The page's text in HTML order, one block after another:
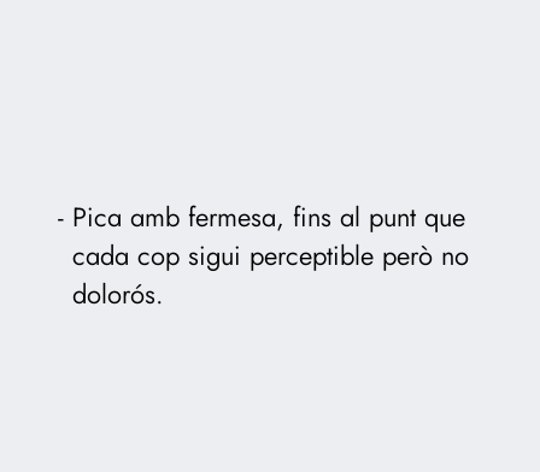
Pica amb fermesa, fins al punt que
cada cop sigui perceptible però no
dolorós.